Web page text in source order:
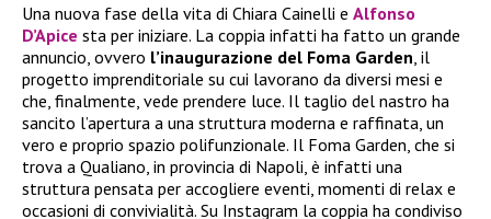
Una nuova fase della vita di Chiara Cainelli e Alfonso
D’Apice sta per iniziare. La coppia infatti ha fatto un grande
annuncio, ovvero l’inaugurazione del Foma Garden , il
progetto imprenditoriale su cui lavorano da diversi mesi e
che, finalmente, vede prendere luce. Il taglio del nastro ha
sancito l’apertura a una struttura moderna e raffinata, un
vero e proprio spazio polifunzionale. Il Foma Garden, che si
trova a Qualiano, in provincia di Napoli, è infatti una
struttura pensata per accogliere eventi, momenti di relax e
occasioni di convivialità. Su Instagram la coppia ha condiviso